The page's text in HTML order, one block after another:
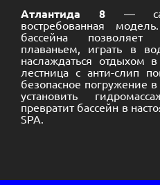
Атлантида 8—
востребованная
бассейна позволяет
плаваньем, играть в
наслаждаться отдыхом
лестница с анти-слип
безопасное погружение
установить
превратит бассейн в
SPA.